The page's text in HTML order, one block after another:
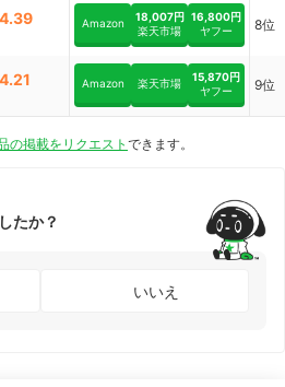
4.39 Amazon
18,007円
楽天市場
16,800円
ヤフー
8位
4.21 Amazon 楽天市場
15,870円
ヤフー
9位
の掲載をリクエスト できます。
たか？
いいえ